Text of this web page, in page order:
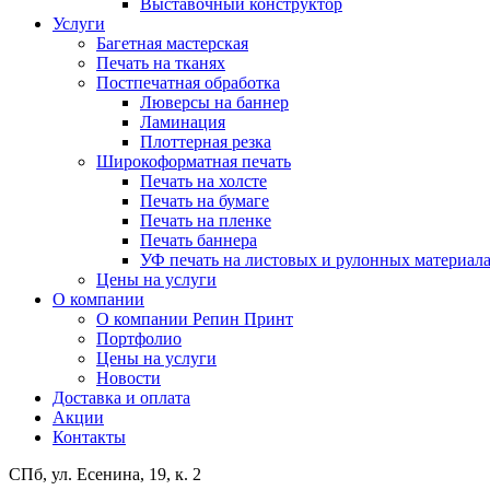
Услуги
Багетная мастерская
Печать на тканях
Постпечатная обработка
Люверсы на баннер
Ламинация
Плоттерная резка
Широкоформатная печать
Печать на холсте
Печать на бумаге
Печать на пленке
Печать баннера
УФ печать на листовых и рулонных
Цены на услуги
О компании
О компании Репин Принт
Портфолио
Цены на услуги
Новости
Доставка и оплата
Акции
Контакты
СПб, ул. Есенина, 19, к. 2